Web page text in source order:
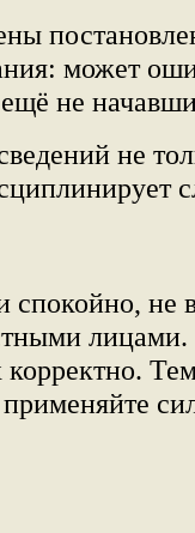
может
не
не
спокойно, не
лицами.
корректно.